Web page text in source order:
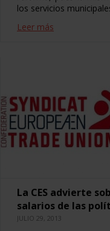
los servicios
Leer más
La CES advierte
salarios de las
JULIO 29, 2013